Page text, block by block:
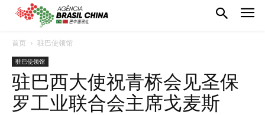
首页 驻巴使领馆
驻巴使领馆
驻巴西大使祝青桥会见圣保
罗工业联合会主席戈麦斯